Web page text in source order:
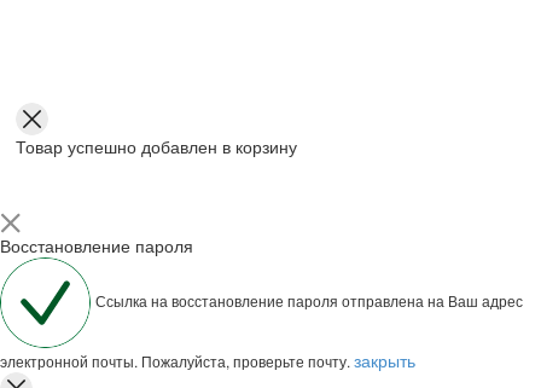
Товар успешно добавлен в корзину
Восстановление пароля
Ссылка на восстановление пароля отправлена на Ваш адрес
электронной почты. Пожалуйста, проверьте почту. закрыть